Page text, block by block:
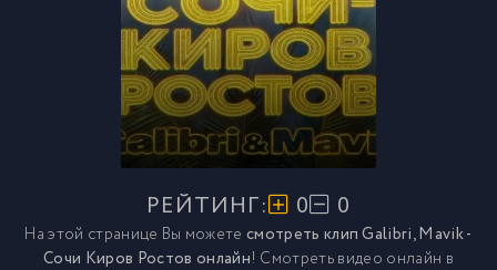
РЕЙТИНГ: 0 0
На этой странице Вы можетесмотреть клип Galibri, Mavik -
Сочи Киров Ростов онлайн! Смотреть видео онлайн в